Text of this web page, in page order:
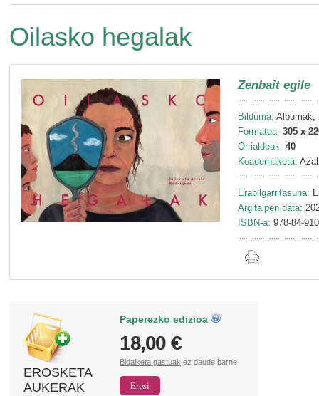
Oilasko hegalak
Zenbait egile
Bilduma: Albumak,
Formatua: 305 x
Orrialdeak: 40
Koadernaketa:
Erabilgarritasuna:
Argitalpen data:
ISBN-a: 978-84-
EROSKETA
AUKERAK
Paperezko edizioa
18,00 €
Bidalketa gastuak ez daude barne